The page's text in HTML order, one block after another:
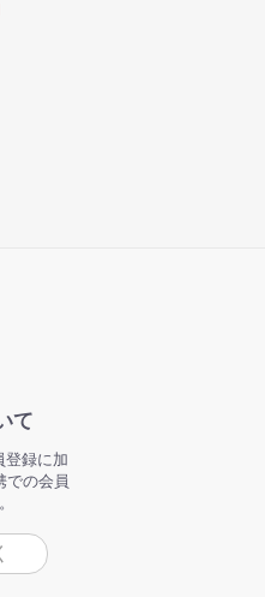
て
登録に加
での会員